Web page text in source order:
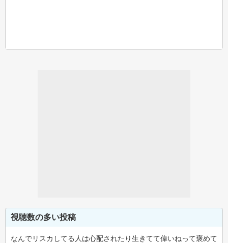
視聴数の多い投稿
なんでリスカしてる人は心配されたり生きてて偉いねって褒めて